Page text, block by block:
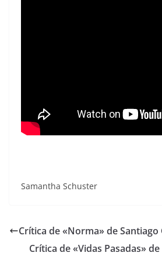
Samantha Schuster
Crítica de «Norma» de Santiago
Crítica de «Vidas Pasadas»